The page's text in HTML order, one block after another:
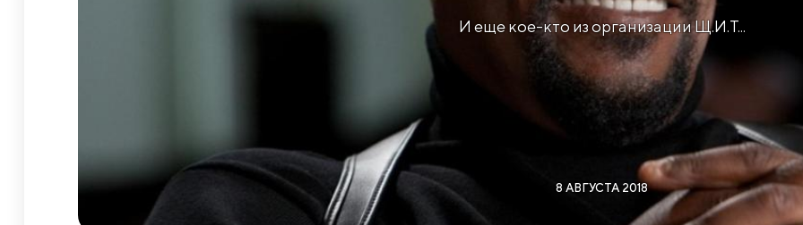
И еще кое-кто из организации Щ.И.Т...
8 АВГУСТА 2018